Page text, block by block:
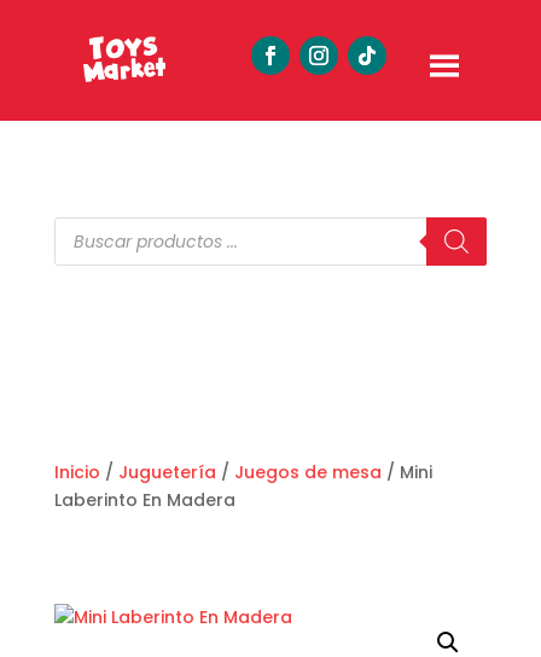
Búsqueda
de
productos
Inicio / Juguetería / Juegos de mesa / Mini
Laberinto En Madera